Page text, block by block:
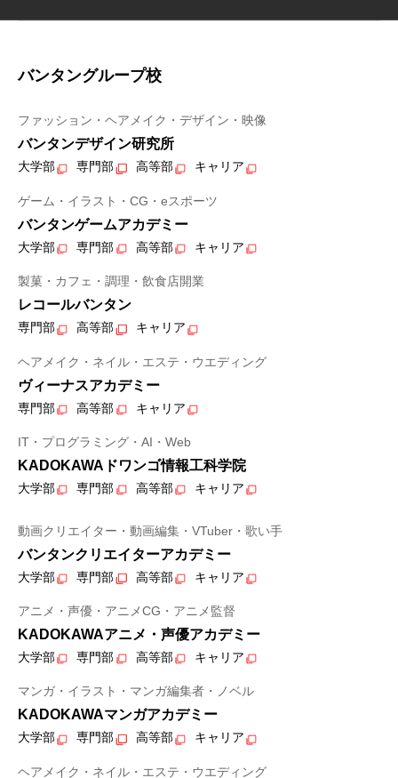
バンタングループ校
ファッション・ヘアメイク・デザイン・映像
バンタンデザイン研究所
大学部 専門部 高等部 キャリア
ゲーム・イラスト・CG・eスポーツ
バンタンゲームアカデミー
大学部 専門部 高等部 キャリア
製菓・カフェ・調理・飲食店開業
レコールバンタン
専門部 高等部 キャリア
ヘアメイク・ネイル・エステ・ウエディング
ヴィーナスアカデミー
専門部 高等部 キャリア
IT・プログラミング・AI・Web
KADOKAWAドワンゴ情報工科学院
大学部 専門部 高等部 キャリア
動画クリエイター・動画編集・VTuber・歌い手
バンタンクリエイターアカデミー
大学部 専門部 高等部 キャリア
アニメ・声優・アニメCG・アニメ監督
KADOKAWAアニメ・声優アカデミー
大学部 専門部 高等部 キャリア
マンガ・イラスト・マンガ編集者・ノベル
KADOKAWAマンガアカデミー
大学部 専門部 高等部 キャリア
ヘアメイク・ネイル・エステ・ウエディング